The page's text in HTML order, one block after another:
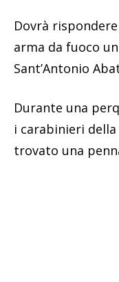
Dovrà
arma da fuoco
Sant’Antonio
Durante una
i carabinieri
trovato una